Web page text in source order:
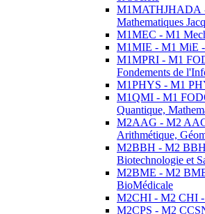
M1MATHJHADA
Mathematiques
M1MEC - M1
M1MIE - M1 MiE -
M1MPRI - M1
Fondements de
M1PHYS - M1
M1QMI - M1
Quantique,
M2AAG - M2
Arithmétique,
M2BBH - M2
Biotechnologie et
M2BME - M2
BioMédicale
M2CHI - M2 CHI -
M2CPS - M2